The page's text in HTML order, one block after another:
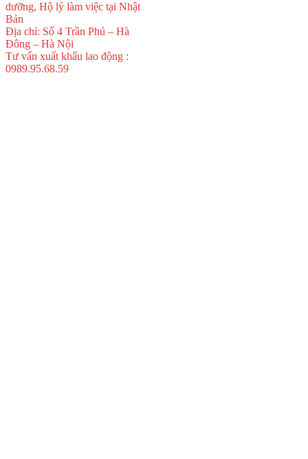
dưỡng, Hộ lý làm việc tại Nhật
Bản
Địa chỉ: Số 4 Trần Phú – Hà
Đông – Hà Nội
Tư vấn xuất khẩu lao động :
0989.95.68.59